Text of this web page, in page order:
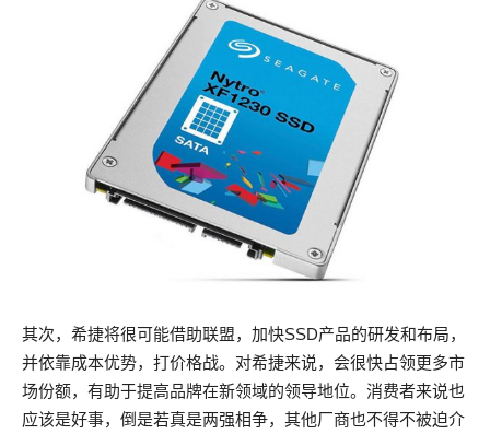
其次，希捷将很可能借助联盟，加快SSD产品的研发和布局，
并依靠成本优势，打价格战。对希捷来说，会很快占领更多市
场份额，有助于提高品牌在新领域的领导地位。消费者来说也
应该是好事，倒是若真是两强相争，其他厂商也不得不被迫介